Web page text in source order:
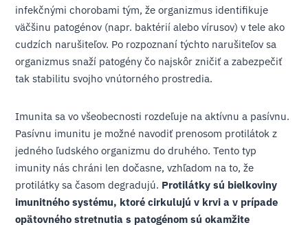
infekčnými chorobami tým, že organizmus identifikuje
väčšinu patogénov (napr. baktérií alebo vírusov) v tele ako
cudzích narušiteľov. Po rozpoznaní týchto narušiteľov sa
organizmus snaží patogény čo najskôr zničiť a zabezpečiť
tak stabilitu svojho vnútorného prostredia.
Imunita sa vo všeobecnosti rozdeľuje na aktívnu a pasívnu.
Pasívnu imunitu je možné navodiť prenosom protilátok z
jedného ľudského organizmu do druhého. Tento typ
imunity nás chráni len dočasne, vzhľadom na to, že
protilátky sa časom degradujú. Protilátky sú bielkoviny
imunitného systému, ktoré cirkulujú v krvi a v prípade
opätovného stretnutia s patogénom sú okamžite